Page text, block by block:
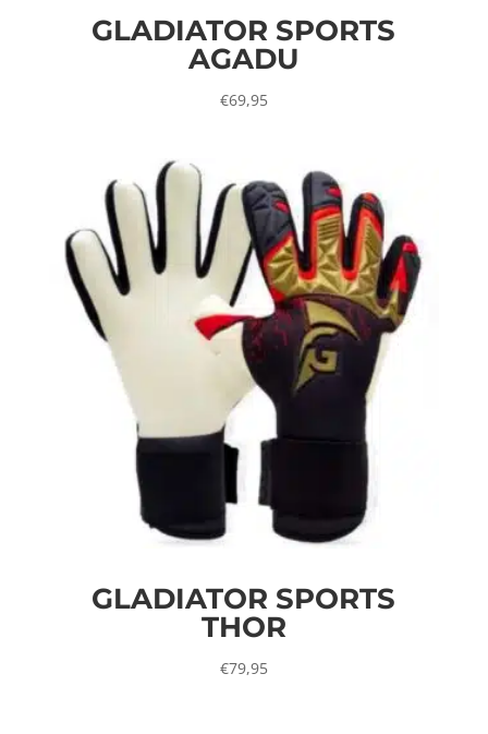
GLADIATOR SPORTS
AGADU
€69,95
GLADIATOR SPORTS
THOR
€79,95